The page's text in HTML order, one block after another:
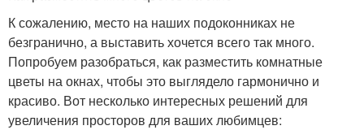
К сожалению, место на наших подоконниках не
безгранично, а выставить хочется всего так много.
Попробуем разобраться, как разместить комнатные
цветы на окнах, чтобы это выглядело гармонично и
красиво. Вот несколько интересных решений для
увеличения просторов для ваших любимцев: